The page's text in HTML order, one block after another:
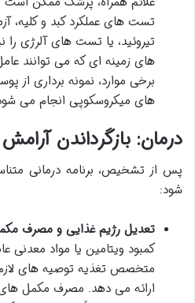
تست های عملکرد کبد و
تیروئید، یا تست های آلرژی را
های زمینه ای که می توانند
برخی موارد، نمونه برداری از
های میکروسکوپی انجام می
درمان: بازگرداندن
پس از تشخیص، برنامه درمانی
شود:
تعدیل رژیم غذایی و مصرف
کمبود ویتامین یا مواد معدنی
متخصص تغذیه توصیه های لازم